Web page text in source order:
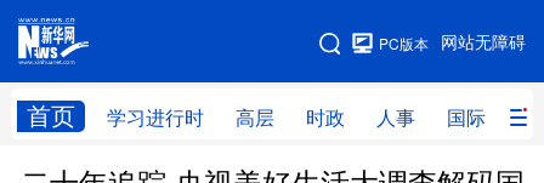
网站无障碍
PC版本
首页 学习进行时 高层 时政 人事 国际 财
网站地图